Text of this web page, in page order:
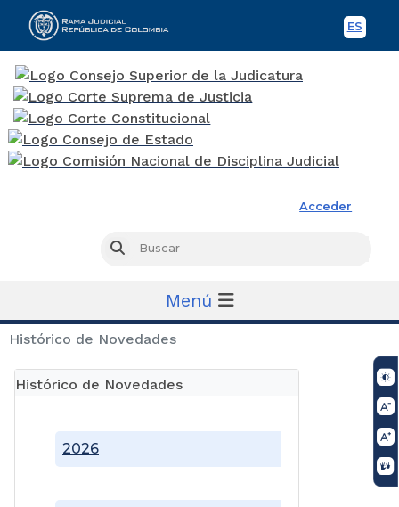
ES
Acceder
Buscar
Menú
Histórico de Novedades
Histórico de Novedades
2026